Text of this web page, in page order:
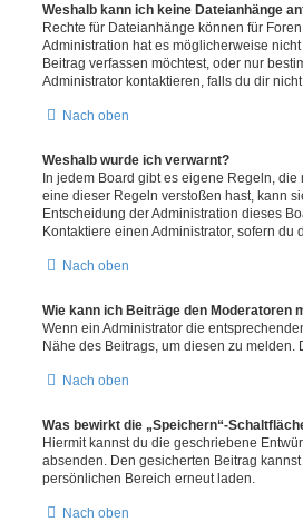
Weshalb kann ich keine Dateianhänge
Rechte für Dateianhänge können für
Administration hat es möglicherweise
Beitrag verfassen möchtest, oder nur
Administrator kontaktieren, falls du dir
Nach oben
Weshalb wurde ich verwarnt?
In jedem Board gibt es eigene Regeln,
eine dieser Regeln verstoßen hast, kann
Entscheidung der Administration dieses
Kontaktiere einen Administrator, sofern
Nach oben
Wie kann ich Beiträge den Moderatoren
Wenn ein Administrator die
Nähe des Beitrags, um diesen zu
Nach oben
Was bewirkt die „Speichern“-
Hiermit kannst du die geschriebene
absenden. Den gesicherten Beitrag
persönlichen Bereich erneut laden.
Nach oben